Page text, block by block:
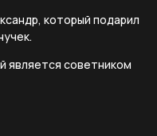
который подарил
является советником